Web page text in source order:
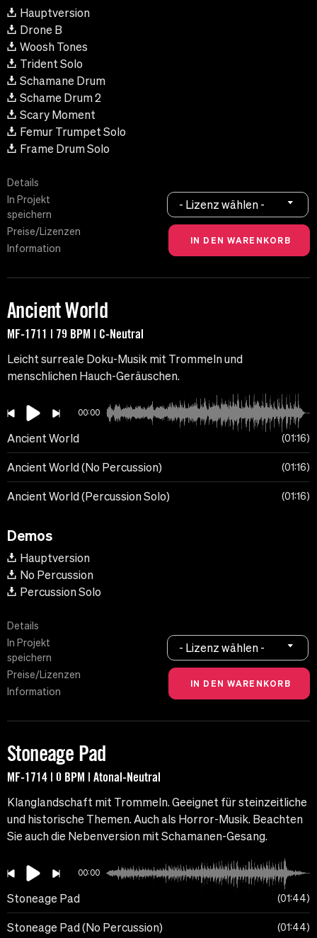
Hauptversion
Drone B
Woosh Tones
Trident Solo
Schamane Drum
Schame Drum 2
Scary Moment
Femur Trumpet Solo
Frame Drum Solo
Details
In Projekt
speichern
Preise/Lizenzen
Information
- Lizenz wählen -
Ancient World
MF-1711 | 79 BPM | C-Neutral
Leicht surreale Doku-Musik mit Trommeln und
menschlichen Hauch-Geräuschen.
00:00
Ancient World 01:16
Ancient World (No Percussion) 01:16
Ancient World (Percussion Solo) 01:16
Demos
Hauptversion
No Percussion
Percussion Solo
Details
In Projekt
speichern
Preise/Lizenzen
Information
- Lizenz wählen -
Stoneage Pad
MF-1714 | 0 BPM | Atonal-Neutral
Klanglandschaft mit Trommeln. Geeignet für steinzeitliche
und historische Themen. Auch als Horror-Musik. Beachten
Sie auch die Nebenversion mit Schamanen-Gesang.
00:00
Stoneage Pad 01:44
Stoneage Pad (No Percussion) 01:44